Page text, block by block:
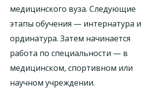
медицинского вуза. Следующие
этапы обучения — интернатура и
ординатура. Затем начинается
работа по специальности — в
медицинском, спортивном или
научном учреждении.